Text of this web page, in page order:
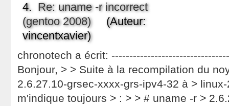
4. Re: uname -r incorrect
(gentoo 2008)(Auteur:
vincentxavier)
chronotech a écrit:
Bonjour, > > Suite à la recompilation du
2.6.27.10-grsec-xxxx-grs-ipv4-32 à >
m'indique toujours > : > > # uname -r >